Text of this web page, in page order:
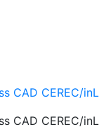
CAD CEREC/
CAD CEREC/